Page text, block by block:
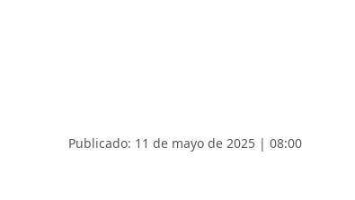
Publicado: 11 de mayo de 2025 | 08:00